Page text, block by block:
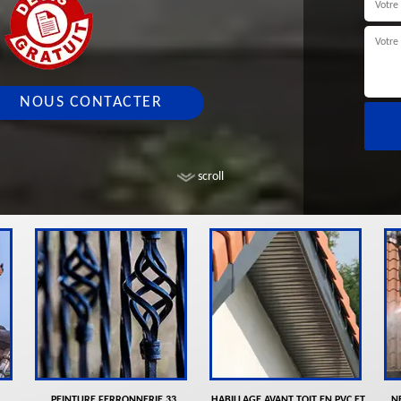
scroll
NOUS CONTACTER